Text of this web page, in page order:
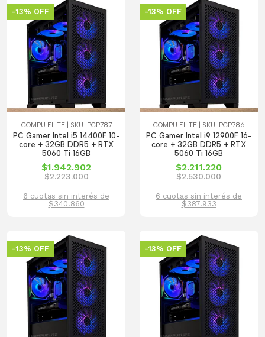
-13% OFF
COMPU ELITE | SKU: PCP787
PC Gamer Intel i5 14400F 10-
core + 32GB DDR5 + RTX
5060 Ti 16GB
$1.942.902
$2.223.000
6 cuotas sin interés de
$340.860
-13% OFF
COMPU ELITE | SKU: PCP786
PC Gamer Intel i9 12900F 16-
core + 32GB DDR5 + RTX
5060 Ti 16GB
$2.211.220
$2.530.000
6 cuotas sin interés de
$387.933
-13% OFF -13% OFF